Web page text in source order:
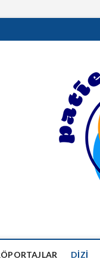
DIZI